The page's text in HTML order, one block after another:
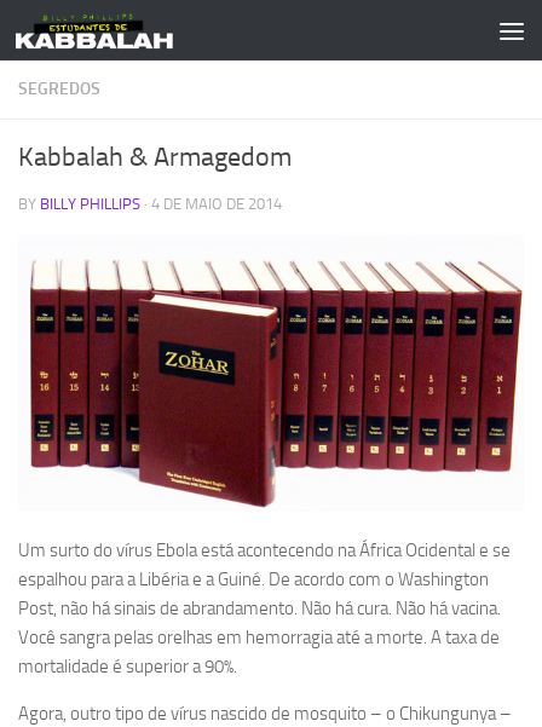
Skip to content
SEGREDOS
Kabbalah & Armagedom
BY BILLY PHILLIPS · 4 DE MAIO DE 2014
Um surto do vírus Ebola está acontecendo na África Ocidental e se
espalhou para a Libéria e a Guiné. De acordo com o Washington
Post, não há sinais de abrandamento. Não há cura. Não há vacina.
Você sangra pelas orelhas em hemorragia até a morte. A taxa de
mortalidade é superior a 90%.
Agora, outro tipo de vírus nascido de mosquito – o Chikungunya –